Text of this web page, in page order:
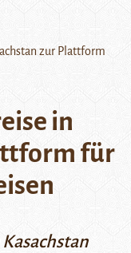
zur Plattform
in
für